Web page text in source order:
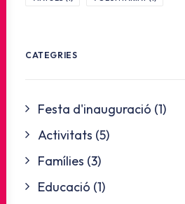
CATEGRIES
Festa d'inauguració (1)
Activitats (5)
Famílies (3)
Educació (1)